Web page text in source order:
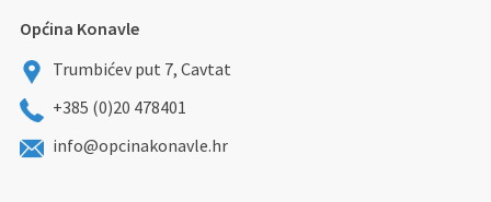
Općina Konavle
Trumbićev put 7, Cavtat
+385 (0)20 478401
info@opcinakonavle.hr